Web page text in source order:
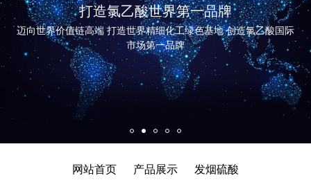
招标公告
招标详情及投标方式请点击查询（测试）
打造氯乙酸世界第一品牌
迈向世界价值链高端 打造世界精细化工绿色基地 创造氯乙酸国际
市场第一品牌
与时俱进 与市俱进 与世俱进
依靠科技创新 发展循环经济
精益求精 铸造品质
立足新起点 开创新局面
网站首页 产品展示 发烟硫酸